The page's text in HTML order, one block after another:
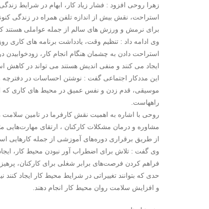
زهرا روحی افزود : فشار زیاد کار، ابهام در شرایط
استراحت، نقش بیش از اندازه تلفن همراه در زندگی
برای نرمش و ورزش های سالم از جمله عواملی هستند
وی ادامه داد : تنظیم وقت، یادداشت برنامه های کاری
استراحت دادن به چشمان هنگام انجام کار،
ایجاد می کنند و منفی اندیش هستند می تواند در کاهش
این مددکار اجتماعی گفت : نوشتن احساسات در
موسیقی، قدم زدن و نفس عمیق در محیط های کاری که
راههاست.
روحی با اشاره به اهمیت نقش کارفرما در تامین
مشاوره و درمان مشکلات کارکنان ، ارتقای
از طریق برقراری دوره‌های آموزشی از جمله کارهایی
وی گفت : تلاش برای اضطراب ‌آور نبودن محیط کار،
فراهم کردن فرصت‌های برابر شغلی برای کارکنان، پرهیز
حدی که بتوانند تغییراتی در شرایط محیط کار ایجاد
و افزایش سلامت روان محیط کار انجام دهند.